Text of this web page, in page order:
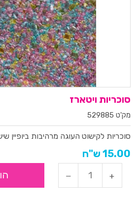
סוכריות ויטארז
מק'ט 529885
סוכריות לקישוט העוגה מרהיבות ביופיין
15.00 ש"ח